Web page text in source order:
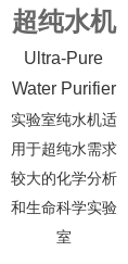
超纯水机
Ultra-Pure
Water Purifier
实验室纯水机适
用于超纯水需求
较大的化学分析
和生命科学实验
室